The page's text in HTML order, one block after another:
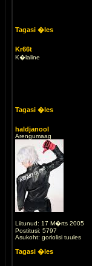
Tagasi �les
Kr66t
K�laline
Tagasi �les
haldjanool
Arengumaag
Liitunud: 17 M�rts 2005
Postitusi: 5797
Asukoht: goriolisi tuules
Tagasi �les